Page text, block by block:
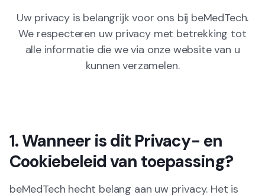
Uw privacy is belangrijk voor ons bij beMedTech.
We respecteren uw privacy met betrekking tot
alle informatie die we via onze website van u
kunnen verzamelen.
1. Wanneer is dit Privacy- en
Cookiebeleid van toepassing?
beMedTech hecht belang aan uw privacy. Het is